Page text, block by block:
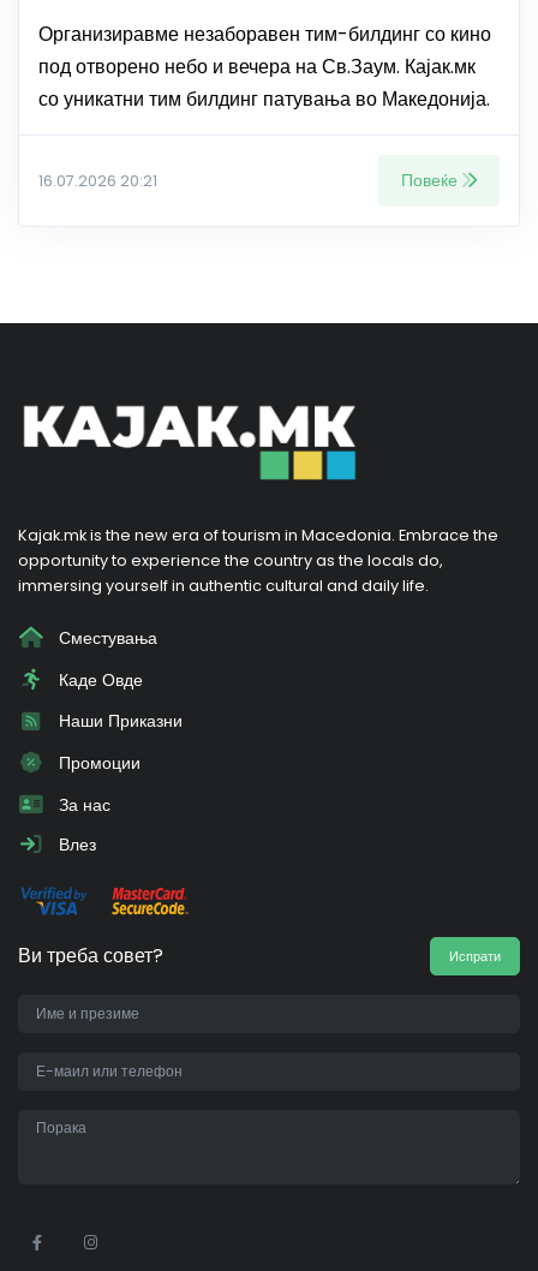
Организиравме незаборавен тим-билдинг со кино
под отворено небо и вечера на Св.Заум. Кајак.мк
со уникатни тим билдинг патувања во Македонија.
16.07.2026 20:21 Повеќе
Kajak.mk is the new era of tourism in Macedonia. Embrace the
opportunity to experience the country as the locals do,
immersing yourself in authentic cultural and daily life.
Сместувања
Каде Овде
Наши Приказни
Промоции
За нас
Влез
Ви треба совет? Испрати